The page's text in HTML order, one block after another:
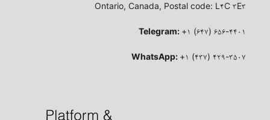
Ontario, Canada, Postal code: L۴C ۳E۳
Telegram: +۱ (۶۴۷) ۶۵۶-۴۴۰۱
WhatsApp: +۱ (۴۳۷) ۴۲۹-۳۵۰۷